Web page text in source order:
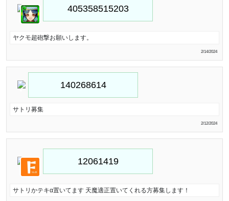
ヤクモ超砲撃お願いします。
2/14/2024
サトリ募集
2/12/2024
サトリかテキα置いてます 天魔適正置いてくれる方募集します！